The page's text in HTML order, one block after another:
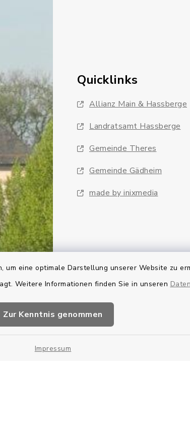
eine optimale Darstellung unserer Website zu
Weitere Informationen finden Sie in unseren
Zur Kenntnis genommen
Impressum
Quicklinks
Allianz Main & Hassberge
Landratsamt Hassberge
Gemeinde Theres
Gemeinde Gädheim
made by inixmedia